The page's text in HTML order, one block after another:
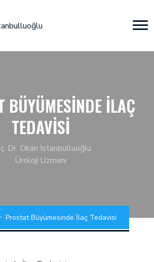
BÜYÜMESINDE İLAÇ
TEDAVISI
Dr. Okan İstanbulluoğlu
Üroloji Uzmanı
Prostat Büyümesinde İlaç Tedavisi